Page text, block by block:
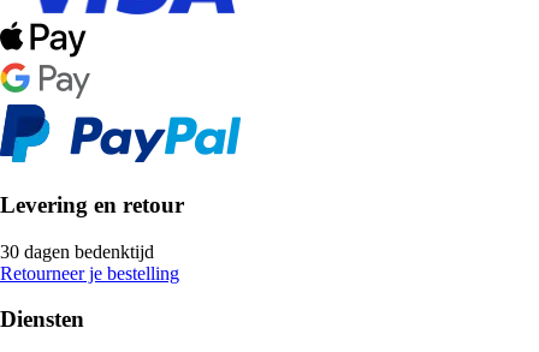
Levering en retour
30 dagen bedenktijd
Retourneer je bestelling
Diensten